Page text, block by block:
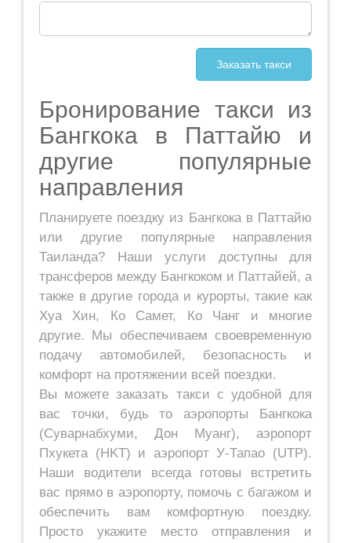
Бронирование такси из
Бангкока в Паттайю и
другие популярные
направления
Планируете поездку из Бангкока в Паттайю
или другие популярные направления
Таиланда? Наши услуги доступны для
трансферов между Бангкоком и Паттайей, а
также в другие города и курорты, такие как
Хуа Хин, Ко Самет, Ко Чанг и многие
другие. Мы обеспечиваем своевременную
подачу автомобилей, безопасность и
комфорт на протяжении всей поездки.
Вы можете заказать такси с удобной для
вас точки, будь то аэропорты Бангкока
(Суварнабхуми, Дон Муанг), аэропорт
Пхукета (HKT) и аэропорт У-Тапао (UTP).
Наши водители всегда готовы встретить
вас прямо в аэропорту, помочь с багажом и
обеспечить вам комфортную поездку.
Просто укажите место отправления и